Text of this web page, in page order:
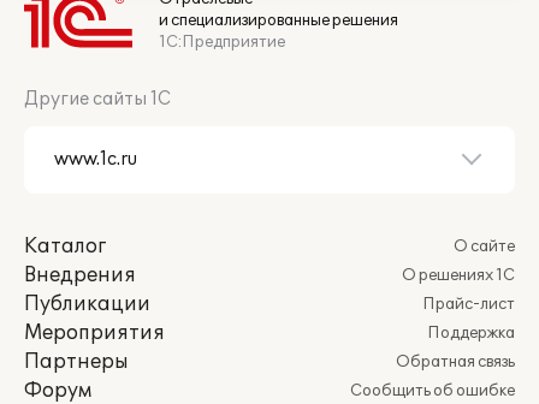
и специализированные решения
1С:Предприятие
Другие сайты 1С
Каталог
Внедрения
Публикации
Мероприятия
Партнеры
Форум
О сайте
О решениях 1С
Прайс-лист
Поддержка
Обратная связь
Сообщить об ошибке